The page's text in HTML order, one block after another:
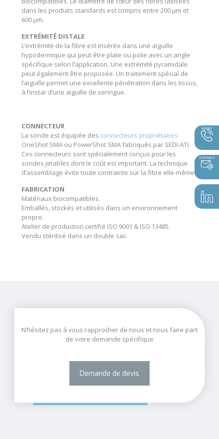
dans les produits standards est compris entre 200 µm et
600 µm.
EXTRÉMITÉ DISTALE
L’extrémité de la fibre est insérée dans une aiguille
hypodermique qui peut être plate ou polie avec un angle
spécifique selon l’application. Une extrémité pyramidale
peut également être proposée. Un traitement spécial de
l’aiguille permet une excellente pénétration dans les tissus,
à l’instar d’une aiguille de seringue.
CONNECTEUR
La sonde est équipée des connecteurs propriétaires
OneShot SMA ou PowerShot SMA fabriqués par SEDI-ATI.
Ces connecteurs sont spécialement conçus pour les
sondes jetables dont le coût est important. La technique
d’assemblage évite toute contrainte sur la fibre elle-même.
FABRICATION
Matériaux biocompatibles.
Emballés, stockés et utilisés dans un environnement
propre.
Atelier de production certifié ISO 9001 & ISO 13485.
Vendu stérilisé dans un double sac.
N’hésitez pas à vous rapprocher de nous et nous faire part
de votre demande spécifique
Demande de devis
Appel
Contact